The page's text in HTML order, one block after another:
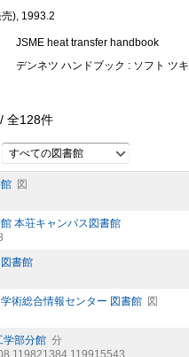
), 1993.2
JSME heat transfer handbook
デンネツ ハンドブック : ソフト ツキ
全128件
すべての図書館
図
本荘キャンパス図書館
書館
術総合情報センター 図書館 図
学部分館 分